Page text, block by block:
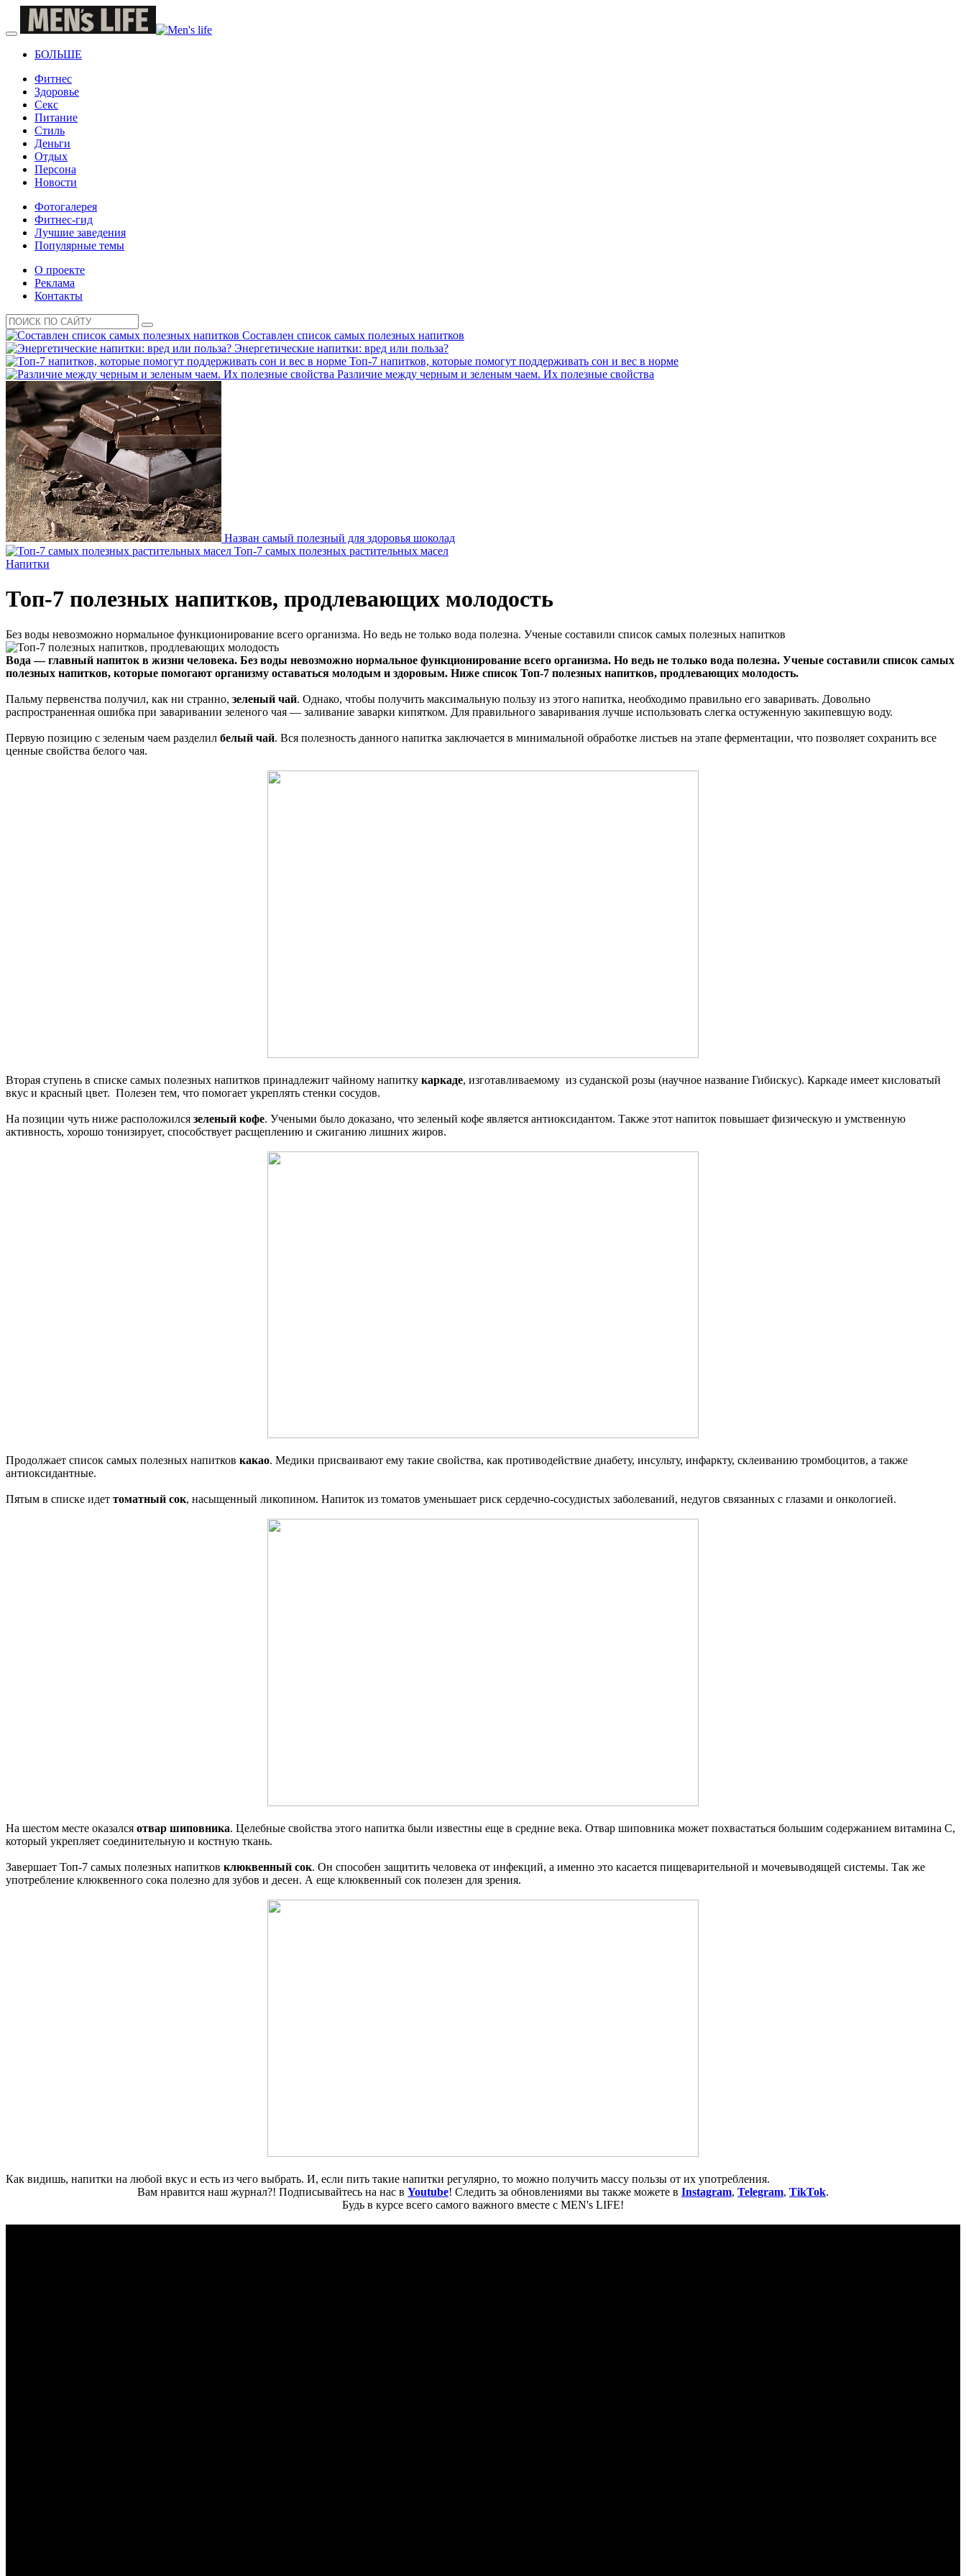
БОЛЬШЕ
Фитнес
Здоровье
Секс
Питание
Стиль
Деньги
Отдых
Персона
Новости
Фотогалерея
Фитнес-гид
Лучшие заведения
Популярные темы
О проекте
Реклама
Контакты
Составлен список самых полезных напитков
Энергетические напитки: вред или польза?
Топ-7 напитков, которые помогут поддерживать сон и вес в норме
Различие между черным и зеленым чаем. Их полезные свойства
Назван самый полезный для здоровья шоколад
Топ-7 самых полезных растительных масел
Напитки
Топ-7 полезных напитков, продлевающих молодость
Без воды невозможно нормальное функционирование всего организма. Но ведь не только вода полезна. Ученые составили список самых полезных напитков
Вода — главный напиток в жизни человека. Без воды невозможно нормальное функционирование всего организма. Но ведь не только вода полезна. Ученые составили список самых
полезных напитков, которые помогают организму оставаться молодым и здоровым. Ниже список Топ-7 полезных напитков, продлевающих молодость.
Пальму первенства получил, как ни странно, зеленый чай. Однако, чтобы получить максимальную пользу из этого напитка, необходимо правильно его заваривать. Довольно
распространенная ошибка при заваривании зеленого чая — заливание заварки кипятком. Для правильного заваривания лучше использовать слегка остуженную закипевшую воду.
Первую позицию с зеленым чаем разделил белый чай. Вся полезность данного напитка заключается в минимальной обработке листьев на этапе ферментации, что позволяет сохранить все
ценные свойства белого чая.
Вторая ступень в списке самых полезных напитков принадлежит чайному напитку каркаде, изготавливаемому из суданской розы (научное название Гибискус). Каркаде имеет кисловатый
вкус и красный цвет. Полезен тем, что помогает укреплять стенки сосудов.
На позиции чуть ниже расположился зеленый кофе. Учеными было доказано, что зеленый кофе является антиоксидантом. Также этот напиток повышает физическую и умственную
активность, хорошо тонизирует, способствует расщеплению и сжиганию лишних жиров.
Продолжает список самых полезных напитков какао. Медики присваивают ему такие свойства, как противодействие диабету, инсульту, инфаркту, склеиванию тромбоцитов, а также
антиоксидантные.
Пятым в списке идет томатный сок, насыщенный ликопином. Напиток из томатов уменьшает риск сердечно-сосудистых заболеваний, недугов связанных с глазами и онкологией.
На шестом месте оказался отвар шиповника. Целебные свойства этого напитка были известны еще в средние века. Отвар шиповника может похвастаться большим содержанием витамина С,
который укрепляет соединительную и костную ткань.
Завершает Топ-7 самых полезных напитков клюквенный сок. Он способен защитить человека от инфекций, а именно это касается пищеварительной и мочевыводящей системы. Так же
употребление клюквенного сока полезно для зубов и десен. А еще клюквенный сок полезен для зрения.
Как видишь, напитки на любой вкус и есть из чего выбрать. И, если пить такие напитки регулярно, то можно получить массу пользы от их употребления.
Вам нравится наш журнал?! Подписывайтесь на нас в Youtube! Следить за обновлениями вы также можете в Instagram, Telegram, TikTok.
Будь в курсе всего самого важного вместе с MEN's LIFE!